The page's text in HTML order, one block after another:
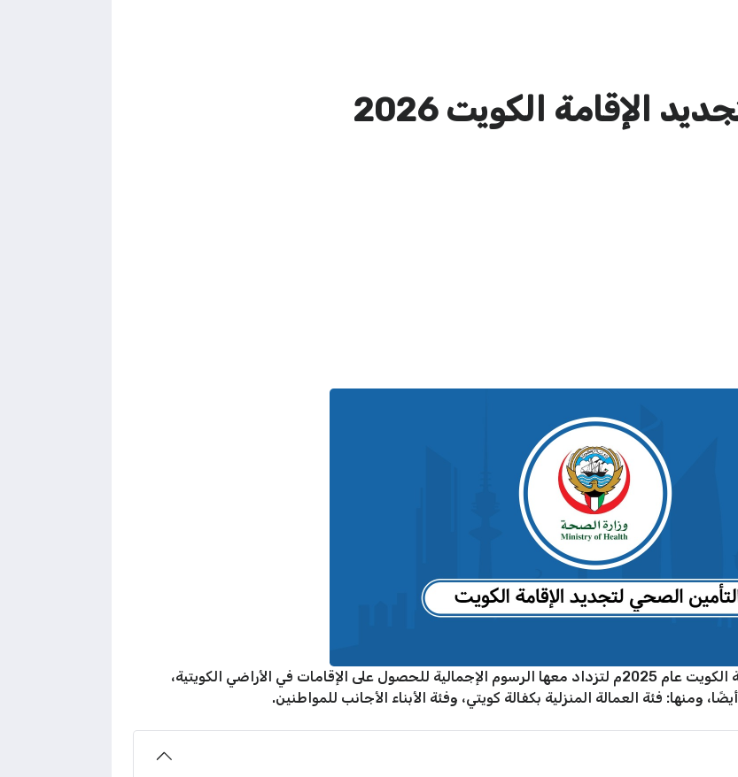
الإقامة الكويت 2026
صدر القرار بتغيير أسعار التأمين الصحي لتجديد الإقامة الكويت عام 2025م لتزداد معها الرسوم الإجمالية للحصول على الإقامات في الأراضي الكويتية،
فئة العمالة المنزلية بكفالة كويتي، وفئة الأبناء الأجانب للمواطنين.